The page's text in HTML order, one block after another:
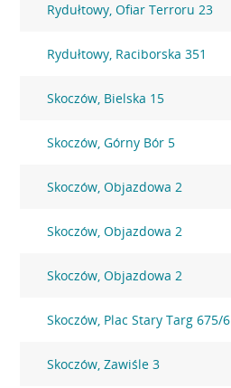
Rydułtowy, Ofiar Terroru 23
Rydułtowy, Raciborska 351
Skoczów, Bielska 15
Skoczów, Górny Bór 5
Skoczów, Objazdowa 2
Skoczów, Objazdowa 2
Skoczów, Objazdowa 2
Skoczów, Plac Stary Targ 675/6
Skoczów, Zawiśle 3